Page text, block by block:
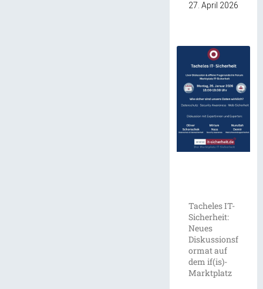
27. April 2026
Tacheles IT-
Sicherheit:
Neues
Diskussionsf
ormat auf
dem if(is)-
Marktplatz